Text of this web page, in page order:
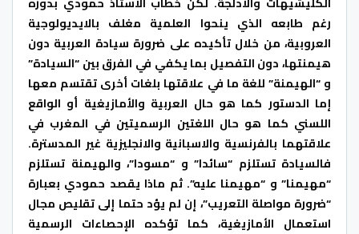
رغم طابعه الذي ينحوا العلمية مغلف بالايديولوجية
العروبية، من خلال تأكيده على ضرورة سيادة العربية دون
هيمنتها، دون التفصيل بما يكفي في الفرق بين “السيادة”
و “الهيمنة” للغة ما في علاقتها بلغات أخرى تقتسم معها
إما الدستور كما هو حال العربية والأمازيغية أو الواقع
اللسني كما هو حال اللغتين الرسميتين في المغرب في
علاقتهما بالفرنسية والاسبانية والانجليزية غير المدسترة.
فالسيادة تستلزم “سائدا” و “مسودا”، والهيمنة تستلزم
“مهيمنا” و “مهيمنا عليه”. ثم ماذا يقصد حمودي بعبارة
“ضرورة مواصلة التعريب”، إن لم يؤد حتما إلى تقليص مجال
استعمال الأمازيغية، كما تؤكده الإحصاءات الرسمية